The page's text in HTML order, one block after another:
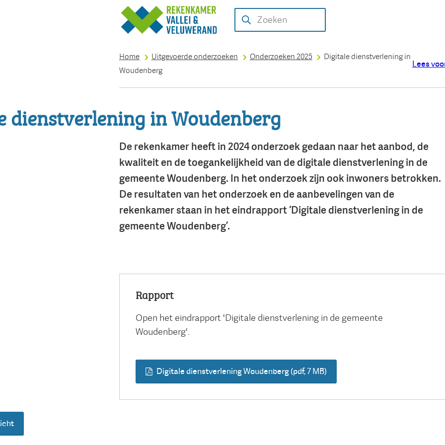
Over de
rekenkamer
Werkwijze
Zoeken
Home Uitgevoerde onderzoeken Onderzoeken 2025
Digitale dienstverlening in
Woudenberg
Lees
dienstverlening in Woudenberg
De rekenkamer heeft in 2024 onderzoek gedaan naar het aanbod, de
kwaliteit en de toegankelijkheid van de digitale dienstverlening in de
gemeente Woudenberg. In het onderzoek zijn ook inwoners betrokken.
De resultaten van het onderzoek en de aanbevelingen van de
rekenkamer staan in het eindrapport ‘Digitale dienstverlening in de
gemeente Woudenberg’.
Rapport
Open het eindrapport 'Digitale dienstverlening in de gemeente
Woudenberg'.
Digitale dienstverlening Woudenberg (pdf, 7 MB)